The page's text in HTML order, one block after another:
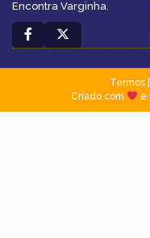
Encontra Varginha.
Termos|
Criado com
e